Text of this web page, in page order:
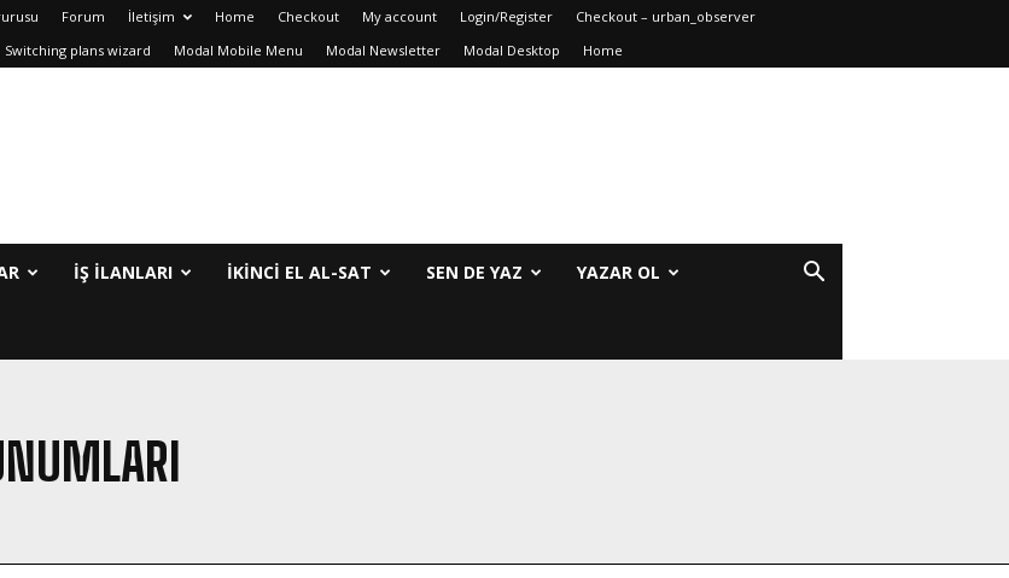
Forum İletişim Home Checkout My account Login/Register
Checkout – urban_observer
Switching plans wizard Modal Mobile Menu Modal Newsletter Modal Desktop Home
İŞ İLANLARI IKINCI EL AL-SAT SEN DE YAZ YAZAR OL